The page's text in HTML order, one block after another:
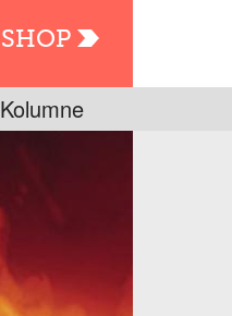
SHOP
Kolumne